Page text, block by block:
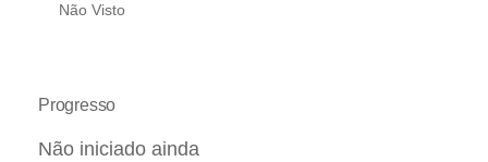
Não Visto
Progresso
Não iniciado ainda